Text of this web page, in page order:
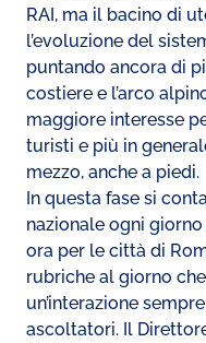
RAI, ma il bacino di
l’evoluzione del
puntando ancora di
costiere e l’arco
maggiore interesse
turisti e più in
mezzo, anche a piedi.
In questa fase si
nazionale ogni
ora per le città di
rubriche al giorno
un’interazione
ascoltatori. Il